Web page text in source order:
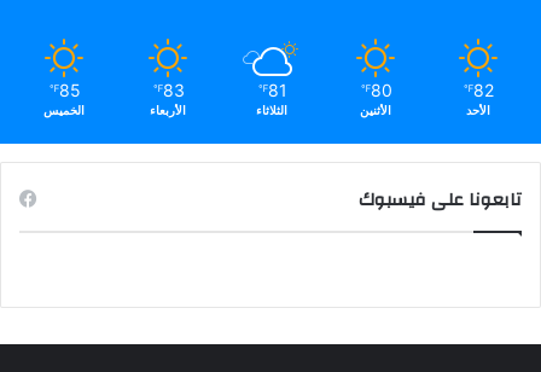
82
℉
الأحد
80
℉
الأثنين
81
℉
الثلاثاء
83
℉
الأربعاء
85
℉
الخميس
تابعونا على فيسبوك